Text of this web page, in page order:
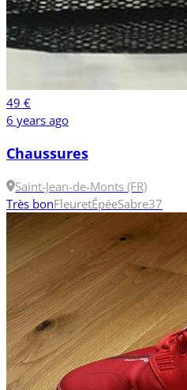
49 €
6 years ago
Chaussures
Saint-Jean-de-Monts (FR)
Très bonFleuretÉpéeSabre37